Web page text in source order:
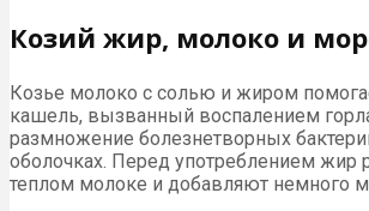
Козий жир, молоко и
Козье молоко с солью и жиром
кашель, вызванный воспалением
размножение болезнетворных
оболочках. Перед употреблением жир
теплом молоке и добавляют немного